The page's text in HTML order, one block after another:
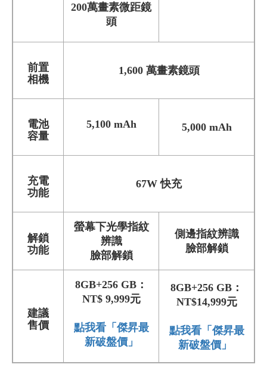
200萬畫素微距鏡
頭
前置
相機
1,600 萬畫素鏡頭
電池
容量
5,100 mAh 5,000 mAh
充電
功能
67W 快充
解鎖
功能
螢幕下光學指紋
辨識
臉部解鎖
側邊指紋辨識
臉部解鎖
建議
售價
8GB+256 GB：
NT$ 9,999元
點我看「傑昇最
新破盤價」
8GB+256 GB：
NT$14,999元
點我看「傑昇最
新破盤價」